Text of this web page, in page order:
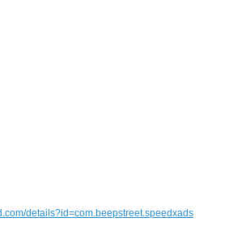
details?id=com.beepstreet.speedxads